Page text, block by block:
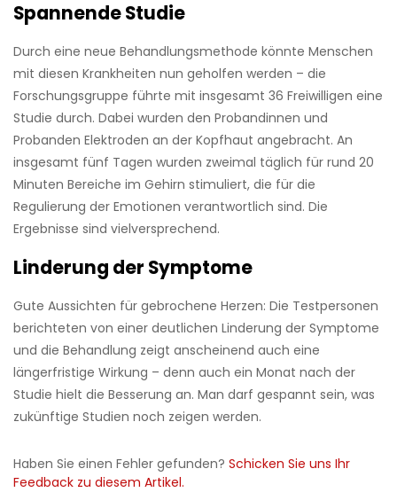
Spannende Studie
Durch eine neue Behandlungsmethode könnte Menschen
mit diesen Krankheiten nun geholfen werden – die
Forschungsgruppe führte mit insgesamt 36 Freiwilligen eine
Studie durch. Dabei wurden den Probandinnen und
Probanden Elektroden an der Kopfhaut angebracht. An
insgesamt fünf Tagen wurden zweimal täglich für rund 20
Minuten Bereiche im Gehirn stimuliert, die für die
Regulierung der Emotionen verantwortlich sind. Die
Ergebnisse sind vielversprechend.
Linderung der Symptome
Gute Aussichten für gebrochene Herzen: Die Testpersonen
berichteten von einer deutlichen Linderung der Symptome
und die Behandlung zeigt anscheinend auch eine
längerfristige Wirkung – denn auch ein Monat nach der
Studie hielt die Besserung an. Man darf gespannt sein, was
zukünftige Studien noch zeigen werden.
Haben Sie einen Fehler gefunden? Schicken Sie uns Ihr
Feedback zu diesem Artikel.